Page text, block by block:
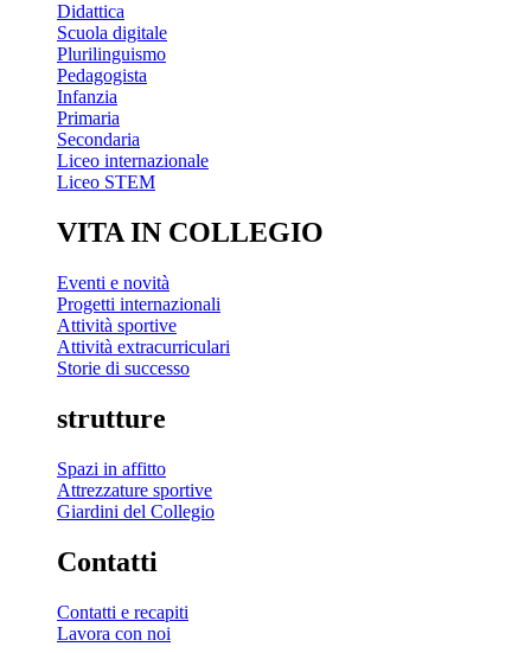
Didattica
Scuola digitale
Plurilinguismo
Pedagogista
Infanzia
Primaria
Secondaria
Liceo internazionale
Liceo STEM
VITA IN COLLEGIO
Eventi e novità
Progetti internazionali
Attività sportive
Attività extracurriculari
Storie di successo
strutture
Spazi in affitto
Attrezzature sportive
Giardini del Collegio
Contatti
Contatti e recapiti
Lavora con noi